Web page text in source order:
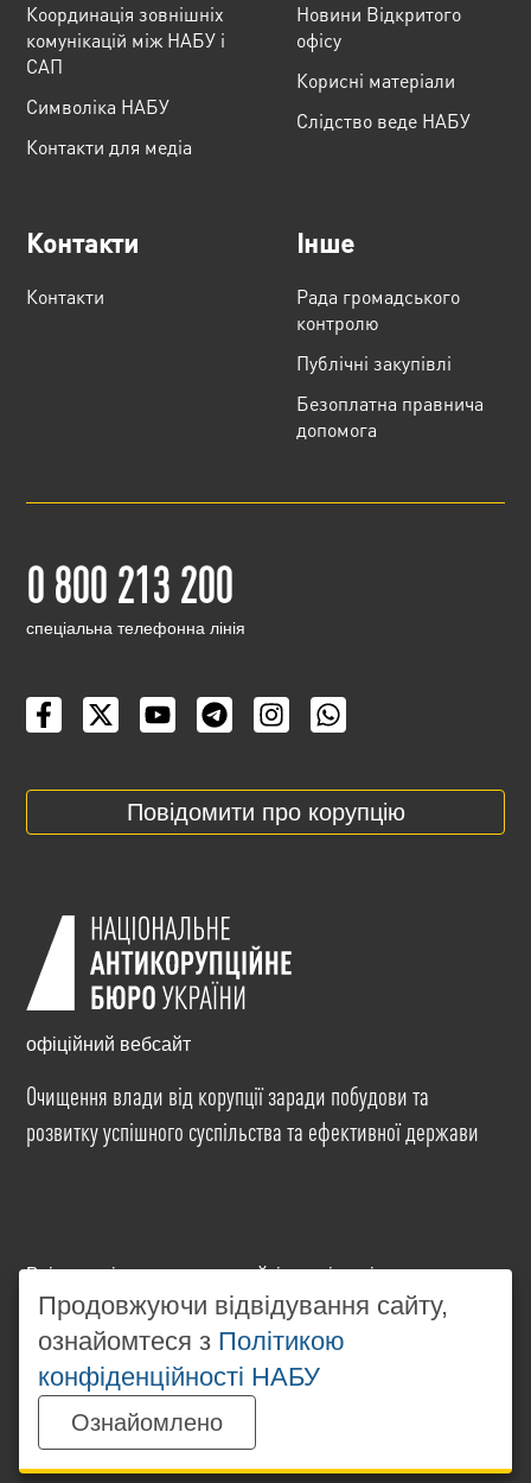
Координація зовнішніх
комунікацій між НАБУ і
САП
Cимволіка НАБУ
Контакти для медіа
Новини Відкритого
офісу
Корисні матеріали
Слідство веде НАБУ
Контакти
Контакти
Інше
Рада громадського
контролю
Публічні закупівлі
Безоплатна правнича
допомога
0 800 213 200
cпеціальна телефонна лінія
Повідомити про корупцію
офіційний вебсайт
Очищення влади від корупції заради побудови та
розвитку успішного суспільства та ефективної держави
Всі матеріали на цьому сайті розміщені на умовах
ліцензіїCreative Commons Attribution-NonCommercial-
NoDerivatives 4.0 International. Використання будь-
яких матеріалів, розміщених на сайті, дозволяється
за умови посилання наwww.nabu.gov.ua
незалежності від повного або часткового
використання матеріалів.
Продовжуючи відвідування сайту,
ознайомтеся з Політикою
конфіденційності НАБУ
Ознайомлено